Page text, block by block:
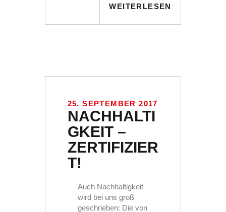
WEITERLESEN
25. SEPTEMBER 2017
NACHHALTI
GKEIT –
ZERTIFIZIER
T!
Auch Nachhaltigkeit
wird bei uns groß
geschrieben: Die von